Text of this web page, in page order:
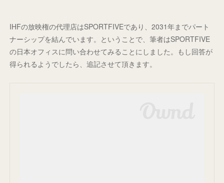
IHFの放映権の代理店はSPORTFIVEであり、2031年までパート
ナーシップを結んでいます。ということで、筆者はSPORTFIVE
の日本オフィスに問い合わせてみることにしました。もし回答が
得られるようでしたら、追記させて頂きます。